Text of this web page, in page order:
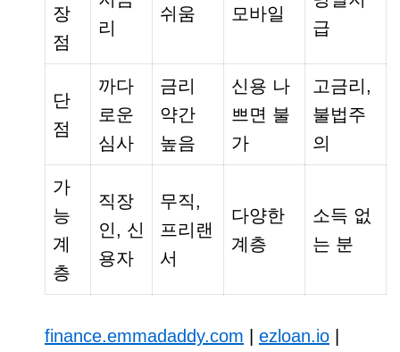
장
점
리
쉬움
모바일
급
단
점
까다
로운
심사
금리
약간
높음
신용 나
쁘면 불
가
고금리,
불법주
의
가
능
계
층
직장
인, 신
용자
무직,
프리랜
서
다양한
계층
소득 없
는 분
finance.emmadaddy.com ezloan.io